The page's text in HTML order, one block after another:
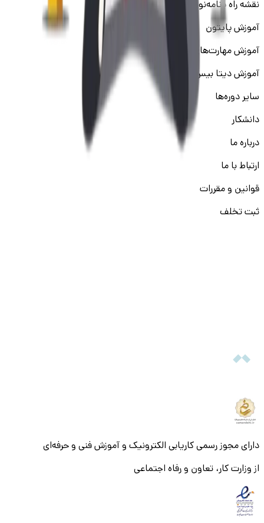
نقشه راه برنامه‌نویسی
آموزش پایتون
آموزش مهارت‌های نرم
آموزش دیتا بیس
سایر دوره‌ها
دانشکار
درباره ما
ارتباط با ما
قوانین و مقررات
ثبت تخلف
دارای مجوز رسمی کاریابی الکترونیک و آموزش فنی و حرفه‌ای
از وزارت کار، تعاون و رفاه اجتماعی